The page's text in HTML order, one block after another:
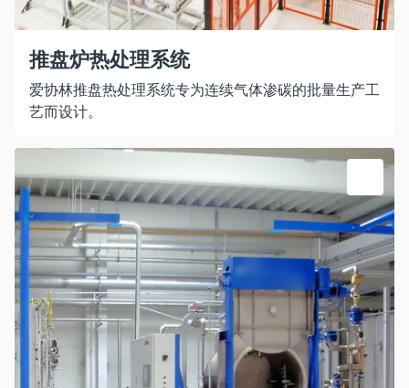
推盘炉热处理系统
爱协林推盘热处理系统专为连续气体渗碳的批量生产工
艺而设计。